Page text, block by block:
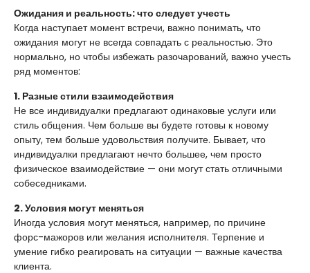
Ожидания и реальность: что следует учесть
Когда наступает момент встречи, важно понимать, что
ожидания могут не всегда совпадать с реальностью. Это
нормально, но чтобы избежать разочарований, важно учесть
ряд моментов:
1. Разные стили взаимодействия
Не все индивидуалки предлагают одинаковые услуги или
стиль общения. Чем больше вы будете готовы к новому
опыту, тем больше удовольствия получите. Бывает, что
индивидуалки предлагают нечто большее, чем просто
физическое взаимодействие — они могут стать отличными
собеседниками.
2. Условия могут меняться
Иногда условия могут меняться, например, по причине
форс-мажоров или желания исполнителя. Терпение и
умение гибко реагировать на ситуации — важные качества
клиента.